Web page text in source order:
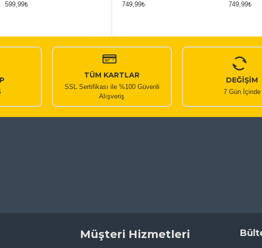
599,99₺
1.249,99₺ 749,99₺ 749,99₺
TÜM KARTLAR
SSL Sertifikası ile %100 Güvenli
Alışveriş
DEĞİŞİM
7 Gün İçinde
Müşteri Hizmetleri